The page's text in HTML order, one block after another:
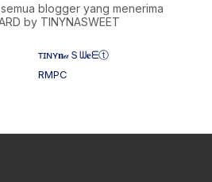
blogger yang menerima
by TINYNASWEET
ᴛɪɴʏ𝐧𝒶Ｓᗯ𝐞ᗴⓣ
RMPC